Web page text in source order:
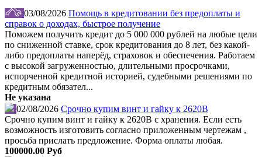
03/08/2026 Помощь в кредитовании без предоплаты и
справок о доходах, быстрое получение
Поможем получить кредит до 5 000 000 рублей на любые цели
по сниженной ставке, срок кредитования до 8 лет, без какой-
либо предоплаты наперёд, страховок и обеспечения. Работаем
с высокой загруженностью, длительными просрочками,
испорченной кредитной историей, судебными решениями по
кредитным обязател...
Не указана
02/08/2026 Срочно купим винт и гайку к 2620В
Срочно купим винт и гайку к 2620В с хранения. Если есть
возможность изготовить согласно приложенным чертежам ,
просьба прислать предложение. Форма оплаты любая.
100000.00 Руб